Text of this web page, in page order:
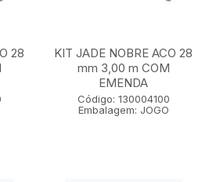
28
KIT JADE NOBRE ACO 28
mm 3,00 m COM
EMENDA
Código: 130004100
Embalagem: JOGO